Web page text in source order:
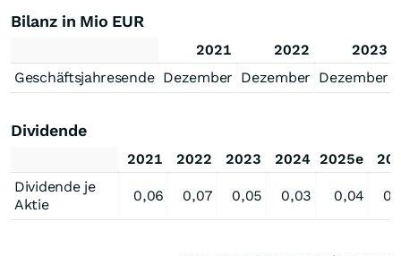
Bilanz in Mio EUR
2021 2022
2023
Geschäftsjahresende Dezember Dezember Dezember
Dividende
2021 2022 2023 2024 2025e
Dividende je
Aktie
0,06 0,07 0,05 0,03 0,04